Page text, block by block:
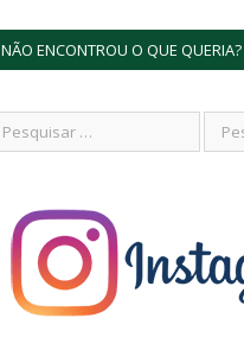
NÃO ENCONTROU O QUE QUERIA?